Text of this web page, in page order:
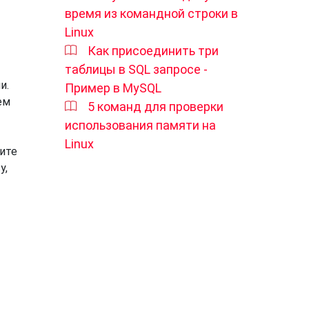
время из командной строки в
Linux
Как присоединить три
таблицы в SQL запросе -
Пример в MySQL
5 команд для проверки
использования памяти на
Linux